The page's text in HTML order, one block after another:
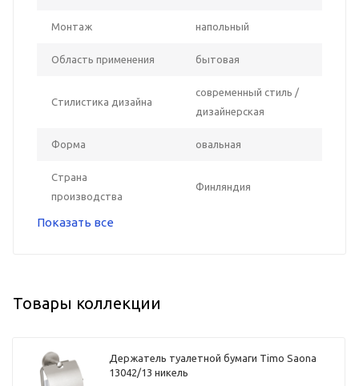
Монтаж напольный
Область применения бытовая
Стилистика дизайна
современный стиль /
дизайнерская
Форма овальная
Страна
производства
Финляндия
Показать все
Товары коллекции
Держатель туалетной бумаги Timo Saona
13042/13 никель